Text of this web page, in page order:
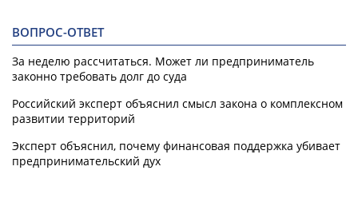
ВОПРОС-ОТВЕТ
За неделю рассчитаться. Может ли предприниматель
законно требовать долг до суда
Российский эксперт объяснил смысл закона о комплексном
развитии территорий
Эксперт объяснил, почему финансовая поддержка убивает
предпринимательский дух